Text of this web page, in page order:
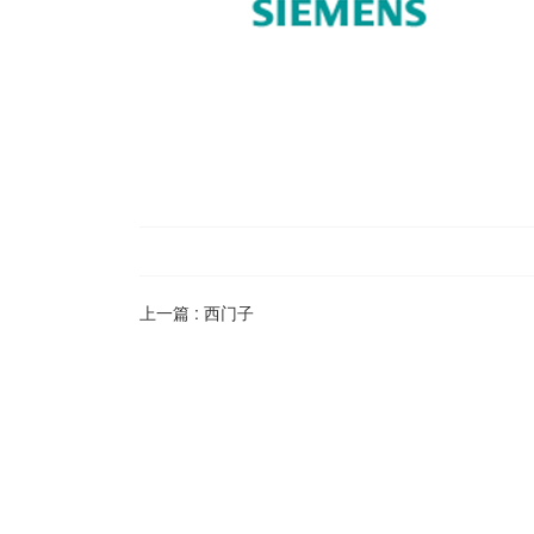
上一篇 : 西门子